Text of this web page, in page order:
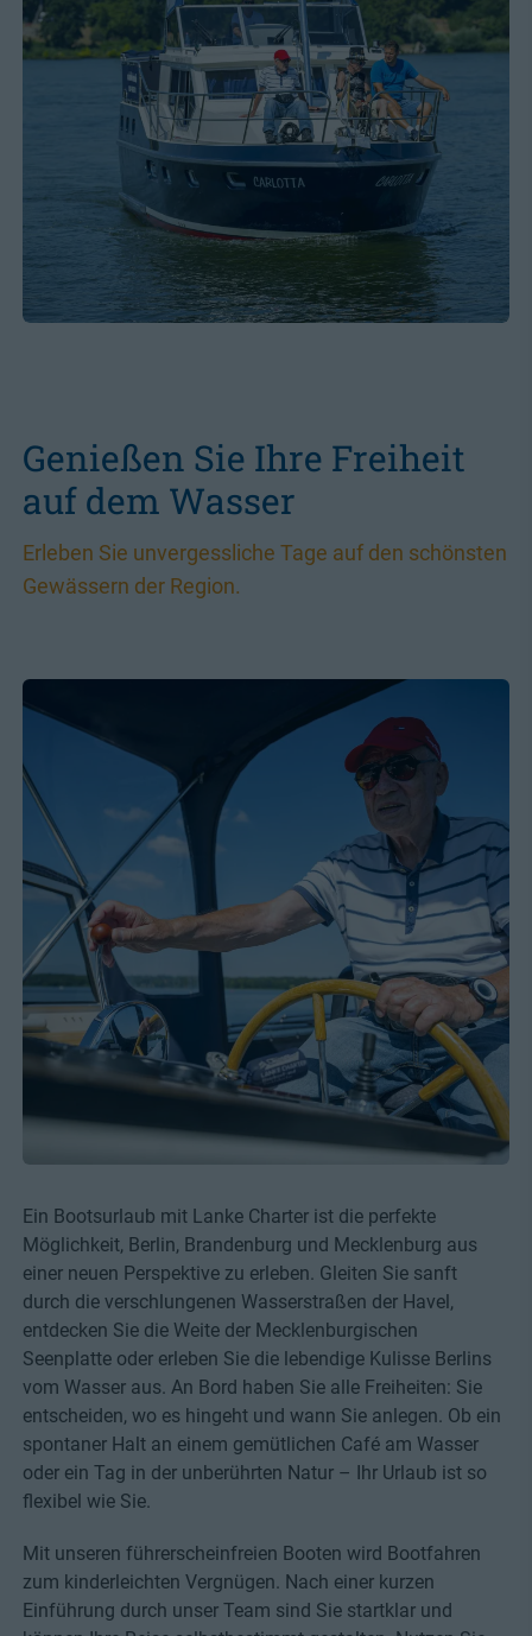
Genießen Sie Ihre Freiheit
auf dem Wasser
Erleben Sie unvergessliche Tage auf den schönsten
Gewässern der Region.
Ein Bootsurlaub mit Lanke Charter ist die perfekte
Möglichkeit, Berlin, Brandenburg und Mecklenburg aus
einer neuen Perspektive zu erleben. Gleiten Sie sanft
durch die verschlungenen Wasserstraßen der Havel,
entdecken Sie die Weite der Mecklenburgischen
Seenplatte oder erleben Sie die lebendige Kulisse Berlins
vom Wasser aus. An Bord haben Sie alle Freiheiten: Sie
entscheiden, wo es hingeht und wann Sie anlegen. Ob ein
spontaner Halt an einem gemütlichen Café am Wasser
oder ein Tag in der unberührten Natur – Ihr Urlaub ist so
flexibel wie Sie.
Mit unseren führerscheinfreien Booten wird Bootfahren
zum kinderleichten Vergnügen. Nach einer kurzen
Einführung durch unser Team sind Sie startklar und